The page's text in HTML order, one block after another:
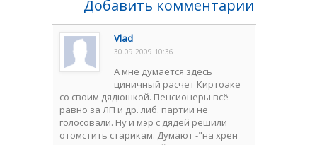
Добавить комментарии
Vlad
30.09.2009 10:36
А мне думается здесь
циничный расчет Киртоаке
со своим дядюшкой. Пенсионеры всё
равно за ЛП и др. либ. партии не
голосовали. Ну и мэр с дядей решили
отомстить старикам. Думают -"на хрен